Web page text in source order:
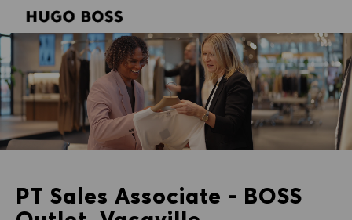
PT Sales Associate - BOSS